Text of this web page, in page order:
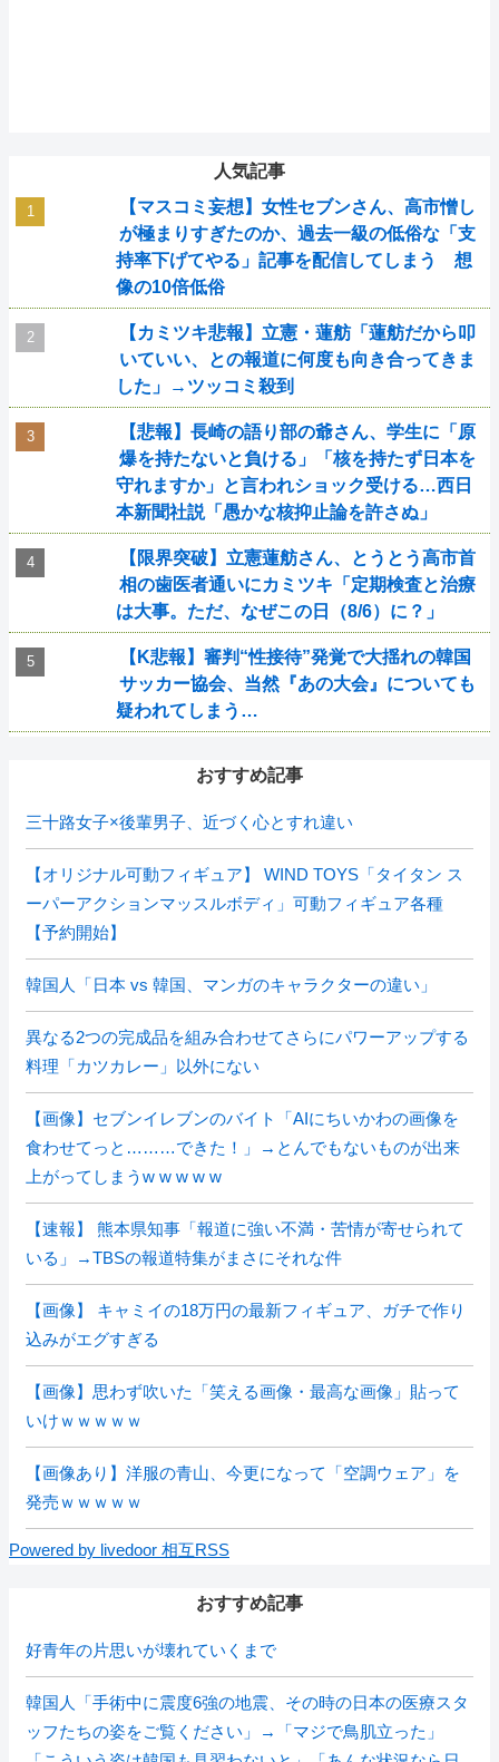
人気記事
【マスコミ妄想】女性セブンさん、高市憎し
が極まりすぎたのか、過去一級の低俗な「支
持率下げてやる」記事を配信してしまう 想
像の10倍低俗
【カミツキ悲報】立憲・蓮舫「蓮舫だから叩
いていい、との報道に何度も向き合ってきま
した」→ツッコミ殺到
【悲報】長崎の語り部の爺さん、学生に「原
爆を持たないと負ける」「核を持たず日本を
守れますか」と言われショック受ける…西日
本新聞社説「愚かな核抑止論を許さぬ」
【限界突破】立憲蓮舫さん、とうとう高市首
相の歯医者通いにカミツキ「定期検査と治療
は大事。ただ、なぜこの日（8/6）に？」
【K悲報】審判“性接待”発覚で大揺れの韓国
サッカー協会、当然『あの大会』についても
疑われてしまう…
おすすめ記事
三十路女子×後輩男子、近づく心とすれ違い
【オリジナル可動フィギュア】 WIND TOYS「タイタン ス
ーパーアクションマッスルボディ」可動フィギュア各種
【予約開始】
韓国人「日本 vs 韓国、マンガのキャラクターの違い」
異なる2つの完成品を組み合わせてさらにパワーアップする
料理「カツカレー」以外にない
【画像】セブンイレブンのバイト「AIにちいかわの画像を
食わせてっと………できた！」→とんでもないものが出来
上がってしまうw w w w w
【速報】 熊本県知事「報道に強い不満・苦情が寄せられて
いる」→TBSの報道特集がまさにそれな件
【画像】 キャミイの18万円の最新フィギュア、ガチで作り
込みがエグすぎる
【画像】思わず吹いた「笑える画像・最高な画像」貼って
いけｗｗｗｗｗ
【画像あり】洋服の青山、今更になって「空調ウェア」を
発売ｗｗｗｗｗ
Powered by livedoor 相互RSS
おすすめ記事
好青年の片思いが壊れていくまで
韓国人「手術中に震度6強の地震、その時の日本の医療スタ
ッフたちの姿をご覧ください」→「マジで鳥肌立った」